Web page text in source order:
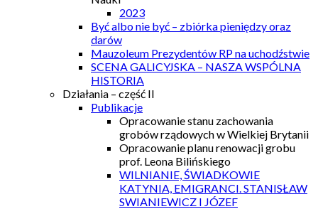
2023
Być albo nie być – zbiórka pieniędzy oraz
darów
Mauzoleum Prezydentów RP na uchodźstwie
SCENA GALICYJSKA – NASZA WSPÓLNA
HISTORIA
Działania – część II
Publikacje
Opracowanie stanu zachowania
grobów rządowych w Wielkiej Brytanii
Opracowanie planu renowacji grobu
prof. Leona Bilińskiego
WILNIANIE, ŚWIADKOWIE
KATYNIA, EMIGRANCI. STANISŁAW
SWIANIEWICZ I JÓZEF